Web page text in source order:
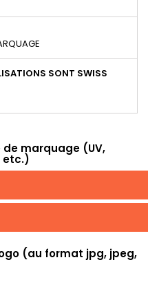
SONT SWISS
de marquage (UV,
etc.)
(au format jpg, jpeg,